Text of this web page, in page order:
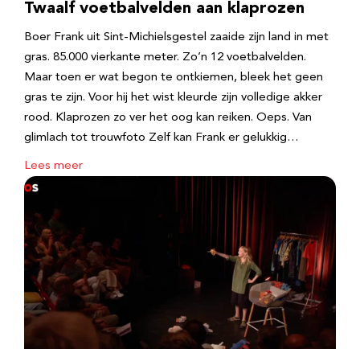
Twaalf voetbalvelden aan klaprozen
Boer Frank uit Sint-Michielsgestel zaaide zijn land in met
gras. 85.000 vierkante meter. Zo’n 12 voetbalvelden.
Maar toen er wat begon te ontkiemen, bleek het geen
gras te zijn. Voor hij het wist kleurde zijn volledige akker
rood. Klaprozen zo ver het oog kan reiken. Oeps. Van
glimlach tot trouwfoto Zelf kan Frank er gelukkig…
Lees meer